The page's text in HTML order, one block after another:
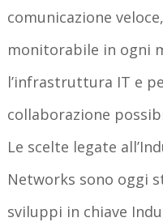
comunicazione
monitorabile in ogni
l’infrastruttura IT e
collaborazione
Le scelte legate
Networks sono oggi
sviluppi in chiave